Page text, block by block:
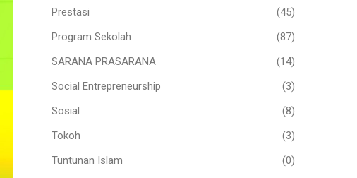
Prestasi
(45)
Program Sekolah
(87)
SARANA PRASARANA
(14)
Social Entrepreneurship
(3)
Sosial
(8)
Tokoh
(3)
Tuntunan Islam
(0)